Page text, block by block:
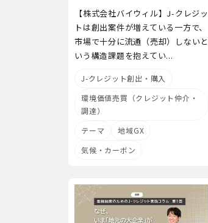
【株式会社バイウィル】J-クレジッ
トは創出案件が増えている一方で、
市場で十分に流通（売却）しないと
いう構造課題を抱えてい...
J-クレジット創出・購入
環境価値売買（クレジット仲介・
調達）
テーマ
地域GX
気候・カーボン